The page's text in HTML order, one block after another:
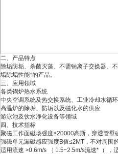
二、产品特点
除垢防垢、杀菌灭藻、不需钠离子交换器、
垢除垢性能*的产品。
三、应用领域
各类锅炉热水系统
中央空调系统及热交换系统、工业冷却水循
高温炉的除垢、防垢以及磁化水的供应
游泳池及饮水净化设备等领域
四、技术指标
聚磁工作面磁场强度≥20000高斯，穿透管
强磁单元漏磁感应强度B值≤2MT，不对周围
适用流速 >0.6m/s （ 1.5~2.5m/s流速* ）